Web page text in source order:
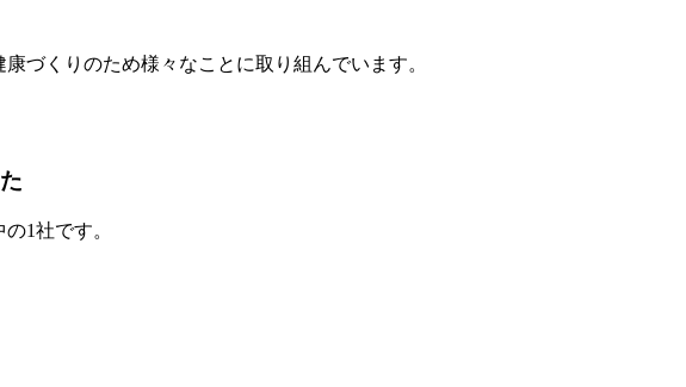
づくりのため様々なことに取り組んでいます。
1社です。